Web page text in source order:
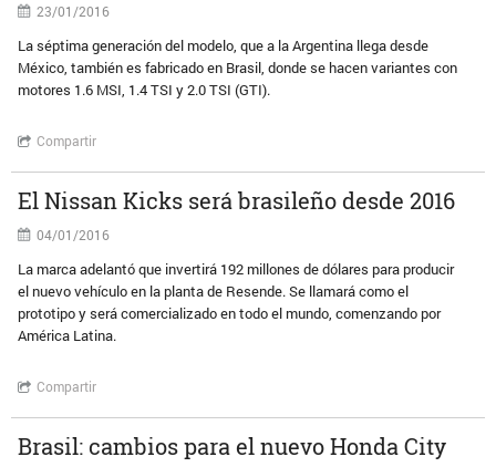
23/01/2016
La séptima generación del modelo, que a la Argentina llega desde
México, también es fabricado en Brasil, donde se hacen variantes con
motores 1.6 MSI, 1.4 TSI y 2.0 TSI (GTI).
Compartir
El Nissan Kicks será brasileño desde 2016
04/01/2016
La marca adelantó que invertirá 192 millones de dólares para producir
el nuevo vehículo en la planta de Resende. Se llamará como el
prototipo y será comercializado en todo el mundo, comenzando por
América Latina.
Compartir
Brasil: cambios para el nuevo Honda City